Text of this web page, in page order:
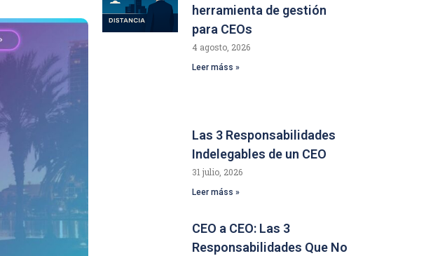
herramienta de gestión
para CEOs
4 agosto, 2026
Leer máss »
Las 3 Responsabilidades
Indelegables de un CEO
31 julio, 2026
Leer máss »
CEO a CEO: Las 3
Responsabilidades Que No